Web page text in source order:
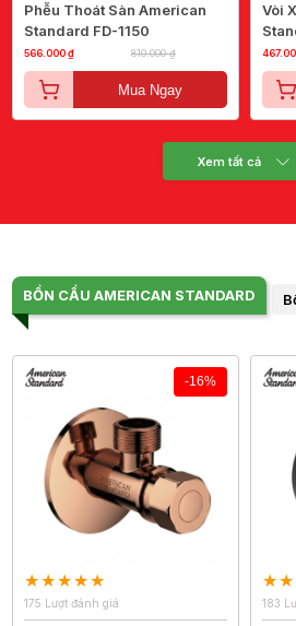
Phễu Thoát Sàn American
Standard FD-1150
566.000 ₫ 810.000 ₫
Mua Ngay
Vòi
Xem tất cả
BỒN CẦU AMERICAN STANDARD
-16%
175 Lượt đánh giá 183